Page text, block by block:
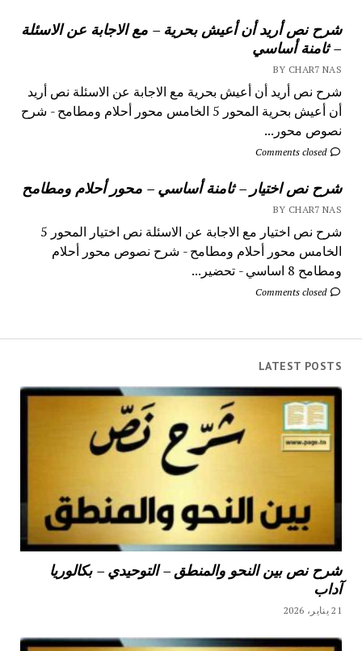
شرح نص أريد أن أعيش بحرية – مع الاجابة عن الاسئلة
– ثامنة أساسي
BY CHAR7 NAS
شرح نص أريد أن أعيش بحرية مع الاجابة عن الاسئلة نص أريد
أن أعيش بحرية المحور 5 الخامس محور أحلام ومطامح - شرح
نصوص محور...
Comments closed
شرح نص اختيار – ثامنة أساسي – محور أحلام ومطامح
BY CHAR7 NAS
شرح نص اختيار مع الاجابة عن الاسئلة نص اختيار المحور 5
الخامس محور أحلام ومطامح - شرح نصوص محور أحلام
ومطامح 8 اساسي - تحضير...
Comments closed
LATEST POSTS
شرح نص بين النحو والمنطق – التوحيدي – بكالوريا
آداب
21 يناير، 2026